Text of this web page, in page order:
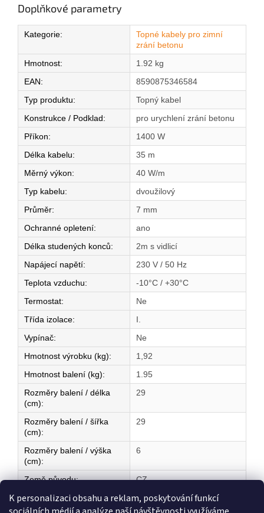
K personalizaci obsahu a reklam, poskytování funkcí
Doplňkové parametry
Kategorie:
Topné kabely pro zimní
zrání betonu
Hmotnost:
1.92 kg
EAN:
8590875346584
Typ produktu:
Topný kabel
Konstrukce / Podklad:
pro urychlení zrání betonu
Příkon:
1400 W
Délka kabelu:
35 m
Měrný výkon:
40 W/m
Typ kabelu:
dvoužilový
Průměr:
7 mm
Ochranné opletení:
ano
Délka studených konců:
2m s vidlicí
Napájecí napětí:
230 V / 50 Hz
Teplota vzduchu:
-10°C / +30°C
Termostat:
Ne
Třída izolace:
I.
Vypínač:
Ne
Hmotnost výrobku (kg):
1,92
Hmotnost balení (kg):
1.95
Rozměry balení / délka
(cm):
29
Rozměry balení / šířka
(cm):
29
Rozměry balení / výška
(cm):
6
Země původu: CZ